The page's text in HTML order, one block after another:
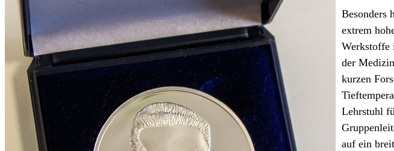
Besonders
extrem
Werkstoffe
der
kurzen
Lehrstuhl
auf ein